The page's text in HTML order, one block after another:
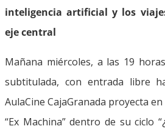
inteligencia artificial y los
eje central
Mañana miércoles, a las 19
subtitulada, con entrada libre
AulaCine CajaGranada proyecta
“Ex Machina” dentro de su ciclo